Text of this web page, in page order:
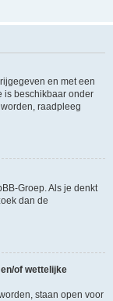
en met een
is beschikbaar onder
raadpleeg
Groep. Als je denkt
dan de
of wettelijke
staan open voor